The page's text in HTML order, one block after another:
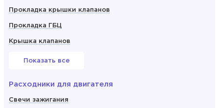
Прокладка крышки клапанов
Прокладка ГБЦ
Крышка клапанов
Показать все
Расходники для двигателя
Свечи зажигания